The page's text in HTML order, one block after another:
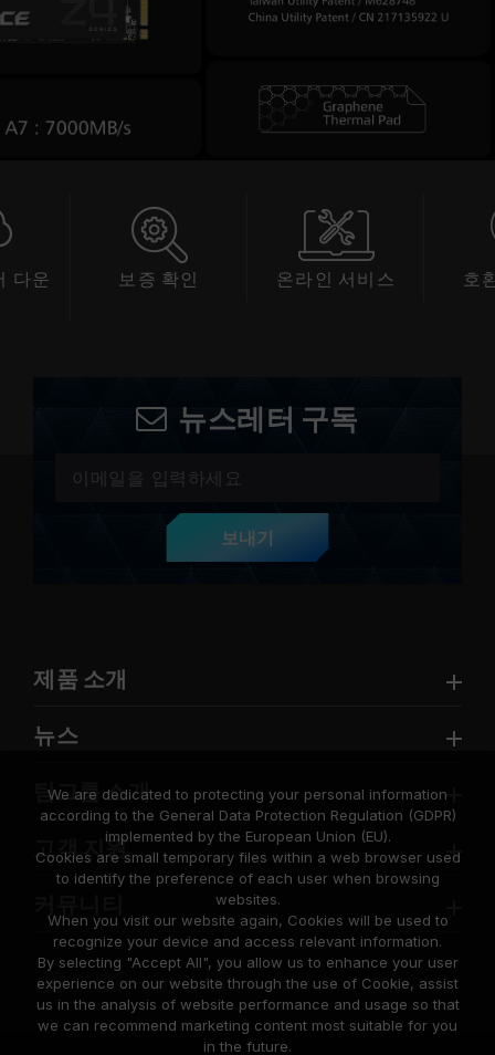
다운
보증 확인 온라인 서비스 호
뉴스레터 구독
보내기
제품 소개
뉴스
팀그룹 소개
고객 지원
We are dedicated to protecting your personal information
according to the General Data Protection Regulation (GDPR)
implemented by the European Union (EU).
Cookies are small temporary files within a web browser used
to identify the preference of each user when browsing
websites.
When you visit our website again, Cookies will be used to
recognize your device and access relevant information.
By selecting "Accept All", you allow us to enhance your user
experience on our website through the use of Cookie, assist
us in the analysis of website performance and usage so that
we can recommend marketing content most suitable for you
in the future.